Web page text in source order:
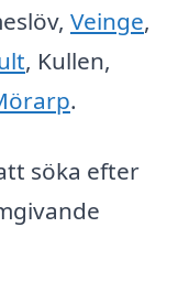
Veinge,
, Kullen,
.
söka efter